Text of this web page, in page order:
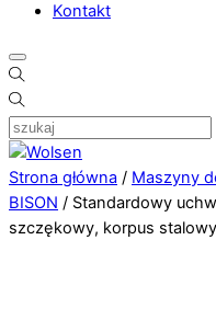
Kontakt
Strona główna / Maszyny
BISON / Standardowy
szczękowy, korpus